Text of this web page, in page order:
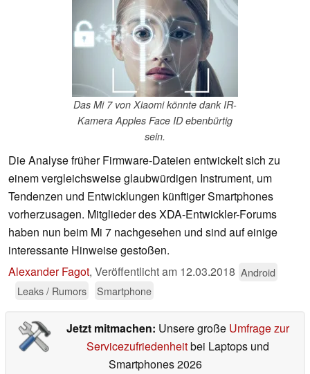
Das Mi 7 von Xiaomi könnte dank IR-
Kamera Apples Face ID ebenbürtig
sein.
Die Analyse früher Firmware-Dateien entwickelt sich zu
einem vergleichsweise glaubwürdigen Instrument, um
Tendenzen und Entwicklungen künftiger Smartphones
vorherzusagen. Mitglieder des XDA-Entwickler-Forums
haben nun beim Mi 7 nachgesehen und sind auf einige
interessante Hinweise gestoßen.
Alexander Fagot, Veröffentlicht am 12.03.2018 Android
Leaks / Rumors
Smartphone
Jetzt mitmachen: Unsere große Umfrage zur
Servicezufriedenheitbei Laptops und
Smartphones 2026